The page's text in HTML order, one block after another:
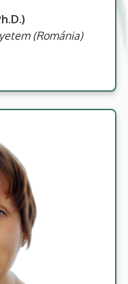
(Románia)